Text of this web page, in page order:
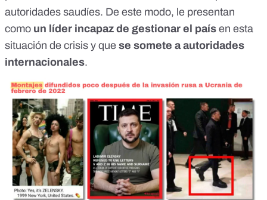
autoridades saudíes. De este modo, le presentan
como un líder incapaz de gestionar el país en esta
situación de crisis y que se somete a autoridades
internacionales.